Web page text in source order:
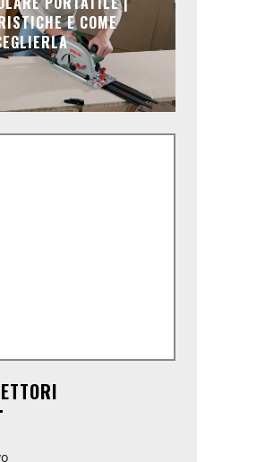
E COME